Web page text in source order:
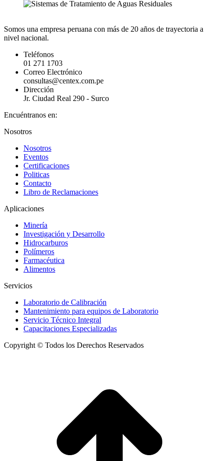
Somos una empresa peruana con más de 20 años de trayectoria a
nivel nacional.
Teléfonos
01 271 1703
Correo Electrónico
consultas@centex.com.pe
Dirección
Jr. Ciudad Real 290 - Surco
Encuéntranos en:
YouTube
opens
new
window
Linkedin
opens
new
window
Nosotros
Nosotros
Eventos
Certificaciones
Politicas
Contacto
Libro de Reclamaciones
Aplicaciones
Minería
Investigación y Desarrollo
Hidrocarburos
Polímeros
Farmacéutica
Alimentos
Servicios
Laboratorio de Calibración
Mantenimiento para equipos de Laboratorio
Servicio Técnico Integral
Capacitaciones Especializadas
Copyright © Todos los Derechos Reservados